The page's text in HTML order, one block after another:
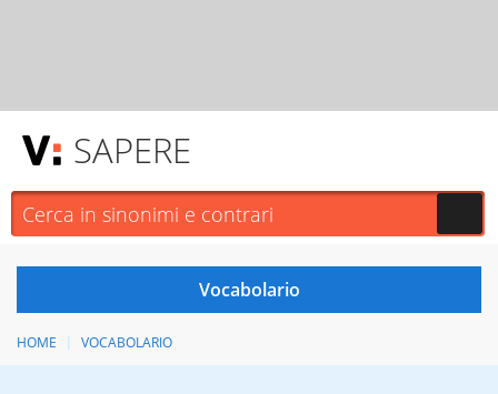
SAPERE
HOME VOCABOLARIO